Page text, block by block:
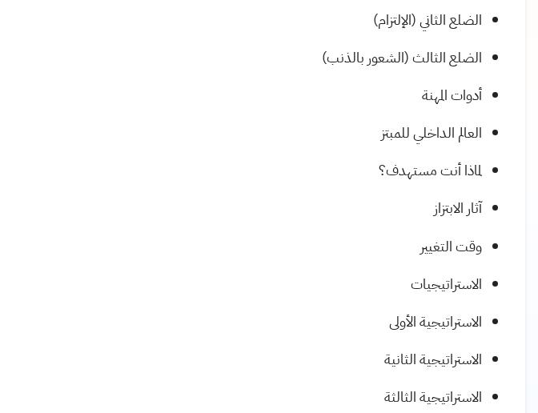
الضلع الثاني (الإلتزام)
الضلع الثالث (الشعور بالذنب)
أدوات المهنة
العالم الداخلي للمبتز
لماذا أنت مستهدف؟
آثار الابتزاز
وقت التغيير
الاستراتيجيات
الاستراتيجية الأولى
الاستراتيجية الثانية
الاستراتيجية الثالثة